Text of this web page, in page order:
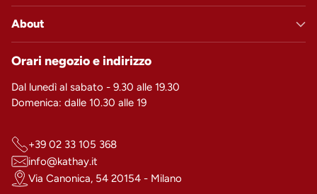
About
Orari negozio e indirizzo
Dal lunedì al sabato - 9.30 alle 19.30
Domenica: dalle 10.30 alle 19
+39 02 33 105 368
info@kathay.it
Via Canonica, 54 20154 - Milano